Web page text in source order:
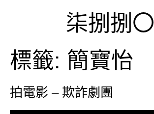
柒捌捌〇
標籤: 簡寶怡
拍電影 – 欺詐劇團